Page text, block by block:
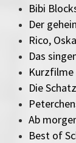
Bibi
Der
Rico,
Das
Die
Ab
Best of